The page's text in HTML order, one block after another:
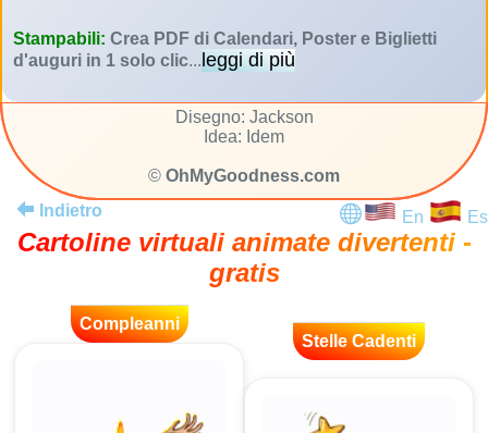
Stampabili: Crea PDF di Calendari, Poster e Biglietti
d'auguri in 1 solo clic... leggi di più
Disegno: Jackson
Idea: Idem
© OhMyGoodness.com
Indietro
En Es
Cartoline virtuali animate divertenti -
gratis
Compleanni
Stelle Cadenti